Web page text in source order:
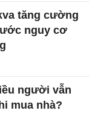
tăng cường
nguy cơ
người vẫn
mua nhà?